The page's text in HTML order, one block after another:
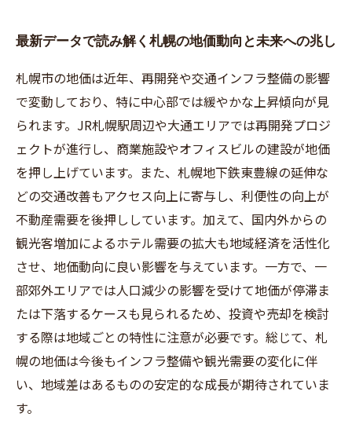
最新データで読み解く札幌の地価動向と未来への兆し
札幌市の地価は近年、再開発や交通インフラ整備の影響
で変動しており、特に中心部では緩やかな上昇傾向が見
られます。JR札幌駅周辺や大通エリアでは再開発プロジ
ェクトが進行し、商業施設やオフィスビルの建設が地価
を押し上げています。また、札幌地下鉄東豊線の延伸な
どの交通改善もアクセス向上に寄与し、利便性の向上が
不動産需要を後押ししています。加えて、国内外からの
観光客増加によるホテル需要の拡大も地域経済を活性化
させ、地価動向に良い影響を与えています。一方で、一
部郊外エリアでは人口減少の影響を受けて地価が停滞ま
たは下落するケースも見られるため、投資や売却を検討
する際は地域ごとの特性に注意が必要です。総じて、札
幌の地価は今後もインフラ整備や観光需要の変化に伴
い、地域差はあるものの安定的な成長が期待されていま
す。